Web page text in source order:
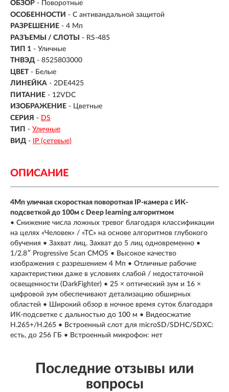
ОБЗОР - Поворотные
ОСОБЕННОСТИ - С антивандальной защитой
РАЗРЕШЕНИЕ - 4 Мп
РАЗЪЕМЫ / СЛОТЫ
- RS-485
ТИП 1 - Уличные
ТНВЭД - 8525803000
ЦВЕТ - Белые
ЛИНЕЙКА - 2DE4425
ПИТАНИЕ - 12VDC
ИЗОБРАЖЕНИЕ - Цветные
СЕРИЯ - DS
ТИП - Уличные
ВИД - IP (сетевые)
ОПИСАНИЕ
4Мп уличная скоростная поворотная IP-камера c ИК-
подсветкой до 100м с Deep learning алгоритмом
• Снижение числа ложных тревог благодаря классификации
на целях «Человек» / «ТС» на основе алгоритмов глубокого
обучения • Захват лиц. Захват до 5 лиц одновременно •
1/2.8″ Progressive Scan CMOS • Высокое качество
изображения с разрешением 4 Мп • Отличные рабочие
характеристики даже в условиях слабой / недостаточной
освещенности (DarkFighter) • 25 × оптический зум и 16 ×
цифровой зум обеспечивают детализацию обширных
областей • Широкий обзор в ночное время суток благодаря
ИК-подсветке с дальностью до 100 м • Видеосжатие
H.265+/H.265 • Встроенный слот для microSD/SDHC/SDXC:
есть, до 256 ГБ • Встроенный микрофон: нет
Последние отзывы или
вопросы